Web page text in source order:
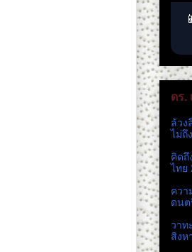
ดร.
ล้วง
ไม่ถึ
คิดถึ
ไทย
ควา
ดนต
วาท
สิงห